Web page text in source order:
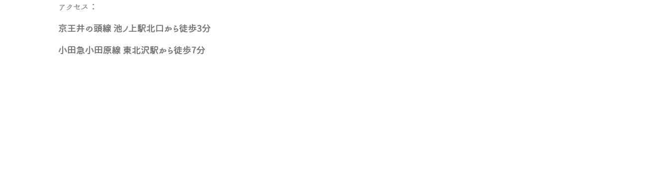
アクセス：
京王井の頭線 池ノ上駅北口から徒歩3分
小田急小田原線 東北沢駅から徒歩7分